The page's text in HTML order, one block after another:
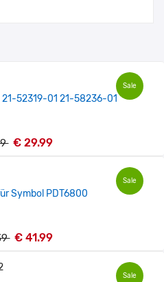
Sale
52319-01 21-58236-01
€ 29.99
Sale
Symbol PDT6800
€ 41.99
Sale